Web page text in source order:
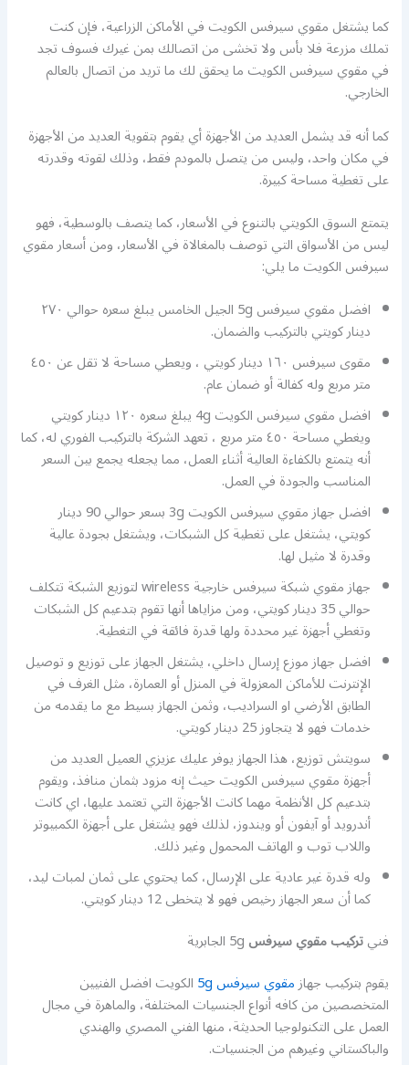
كما يشتغل مقوي سيرفس الكويت في الأماكن الزراعية، فإن كنت
تملك مزرعة فلا بأس ولا تخشى من اتصالك بمن غيرك فسوف تجد
في مقوي سيرفس الكويت ما يحقق لك ما تريد من اتصال بالعالم
الخارجي.
كما أنه قد يشمل العديد من الأجهزة أي يقوم بتقوية العديد من الأجهزة
في مكان واحد، وليس من يتصل بالمودم فقط، وذلك لقوته وقدرته
على تغطية مساحة كبيرة.
يتمتع السوق الكويتي بالتنوع في الأسعار، كما يتصف بالوسطية، فهو
ليس من الأسواق التي توصف بالمغالاة في الأسعار، ومن أسعار مقوي
سيرفس الكويت ما يلي:
افضل مقوي سيرفس 5g الجيل الخامس يبلغ سعره حوالي ٢٧٠
دينار كويتي بالتركيب والضمان.
مقوى سيرفس ١٦٠ دينار كويتي ، ويعطي مساحة لا تقل عن ٤٥٠
متر مربع وله كفالة أو ضمان عام.
افضل مقوي سيرفس الكويت 4g يبلغ سعره ١٢٠ دينار كويتي
ويغطي مساحة ٤٥٠ متر مربع ، تعهد الشركة بالتركيب الفوري له، كما
أنه يتمتع بالكفاءة العالية أثناء العمل، مما يجعله يجمع بين السعر
المناسب والجودة في العمل.
افضل جهاز مقوي سيرفس الكويت 3g بسعر حوالي 90 دينار
كويتي، يشتغل على تغطية كل الشبكات، ويشتغل بجودة عالية
وقدرة لا مثيل لها.
جهاز مقوي شبكة سيرفس خارجية wireless لتوزيع الشبكة تتكلف
حوالي 35 دينار كويتي، ومن مزاياها أنها تقوم بتدعيم كل الشبكات
وتغطي أجهزة غير محددة ولها قدرة فائقة في التغطية.
افضل جهاز موزع إرسال داخلي، يشتغل الجهاز على توزيع و توصيل
الإنترنت للأماكن المعزولة في المنزل أو العمارة، مثل الغرف في
الطابق الأرضي او السراديب، وثمن الجهاز بسيط مع ما يقدمه من
خدمات فهو لا يتجاوز 25 دينار كويتي.
سويتش توزيع، هذا الجهاز يوفر عليك عزيزي العميل العديد من
أجهزة مقوي سيرفس الكويت حيث إنه مزود بثمان منافذ، ويقوم
بتدعيم كل الأنظمة مهما كانت الأجهزة التي تعتمد عليها، اي كانت
أندرويد أو آيفون أو ويندوز، لذلك فهو يشتغل على أجهزة الكمبيوتر
واللاب توب و الهاتف المحمول وغير ذلك.
وله قدرة غير عادية على الإرسال، كما يحتوي على ثمان لمبات ليد،
كما أن سعر الجهاز رخيص فهو لا يتخطى 12 دينار كويتي.
فنيتركيب مقوي سيرفس5g الجابرية
يقوم بتركيب جهازمقوي سيرفس 5g الكويت افضل الفنيين
المتخصصين من كافه أنواع الجنسيات المختلفة، والماهرة في مجال
العمل على التكنولوجيا الحديثة، منها الفني المصري والهندي
والباكستاني وغيرهم من الجنسيات.